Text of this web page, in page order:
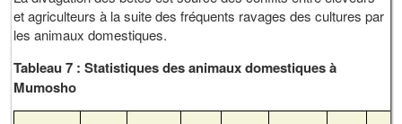
et agriculteurs à la suite des fréquents ravages des cultures par
les animaux domestiques.
Tableau 7 : Statistiques des animaux domestiques à
Mumosho